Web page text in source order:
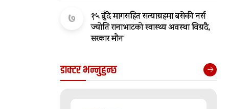
७
१५ बुँदे मागसहित सत्याग्रहमा बसेकी नर्स
ज्योति रानाभाटको स्वास्थ्य अवस्था विग्रदै,
सरकार मौन
डाक्टर भन्नुहुन्छ